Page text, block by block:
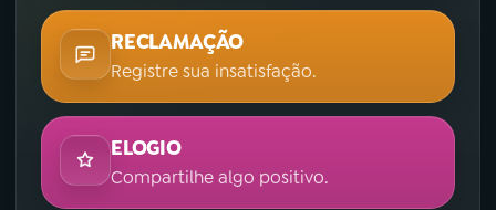
RECLAMAÇÃO
Registre sua insatisfação.
ELOGIO
Compartilhe algo positivo.